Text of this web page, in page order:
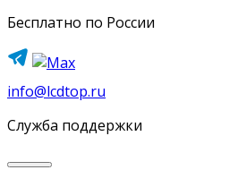
Бесплатно по России
info@lcdtop.ru
Служба поддержки